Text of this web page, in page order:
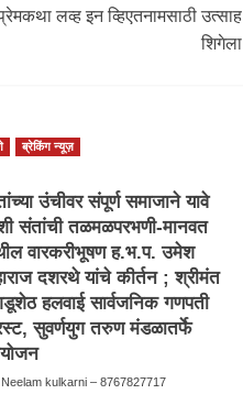
लव्ह इन व्हिएतनामसाठी उत्साह
शिगेला
ब्रेकिंग न्यूज़
उंचीवर संपूर्ण समाजाने यावे
संतांची तळमळपरभणी-मानवत
वारकरीभूषण ह.भ.प. उमेश
दशरथे यांचे कीर्तन ; श्रीमंत
हलवाई सार्वजनिक गणपती
सुवर्णयुग तरुण मंडळातर्फे
Neelam kulkarni – 8767827717